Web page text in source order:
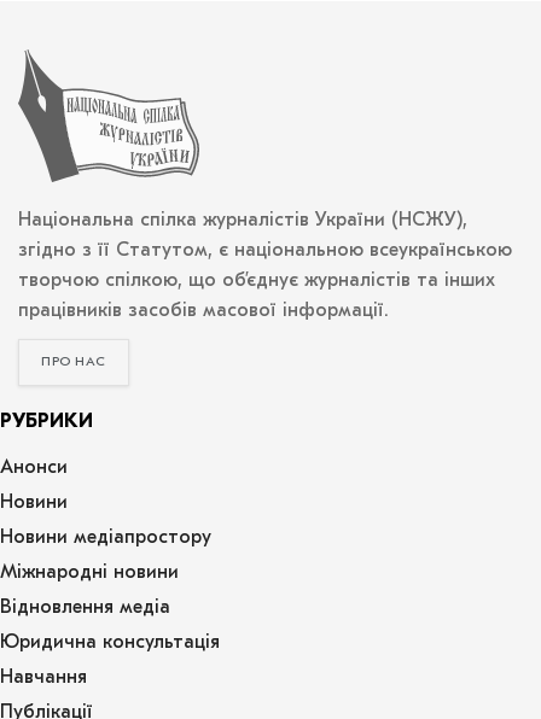
Національна спілка журналістів України (НСЖУ),
згідно з її Статутом, є національною всеукраїнською
творчою спілкою, що об’єднує журналістів та інших
працівників засобів масової інформації.
ПРО НАС
РУБРИКИ
Анонси
Новини
Новини медіапростору
Міжнародні новини
Відновлення медіа
Юридична консультація
Навчання
Публікації